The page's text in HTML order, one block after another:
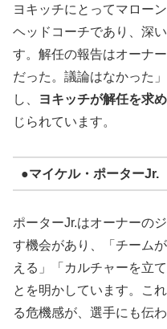
ヨキッチにとってマロー
ヘッドコーチであり、深
す。解任の報告はオーナ
だった。議論はなかった
し、
ヨキッチが解任を求
じられています。
●マイケル・ポーターJr.
ポーターJr.はオーナーの
す機会があり、「チーム
える」「カルチャーを立
とを明かしています。こ
る危機感が、選手にも伝